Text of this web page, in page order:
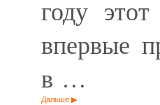
году этот
впервые
в …
Дальше